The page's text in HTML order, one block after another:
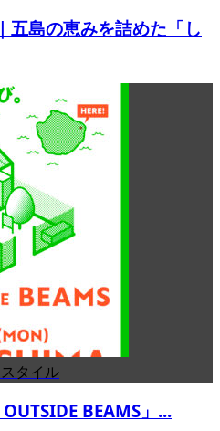
五島の恵みを詰めた「し
タイル
BEAMS」...